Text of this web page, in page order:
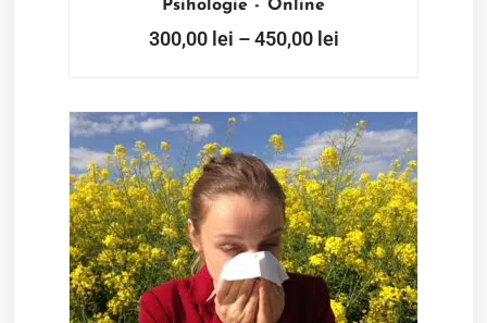
Psihologie - Online
300,00 lei – 450,00 lei